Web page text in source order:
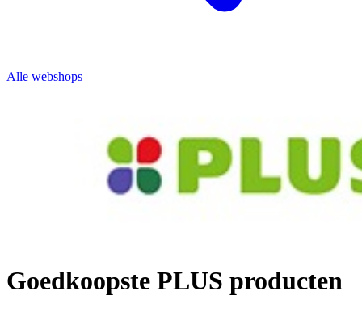
Alle webshops
Goedkoopste PLUS producten